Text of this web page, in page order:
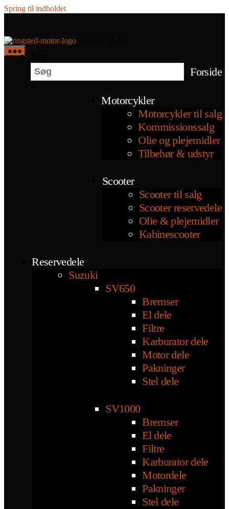
Spring til indholdet
Forside
Motorcykler
Motorcykler til salg
Kommissionssalg
Olie og plejemidler
Tilbehør & udstyr
Scooter
Scooter til salg
Scooter reservedele
Olie & plejemidler
Kabinescooter
Reservedele
Suzuki
SV650
Bremser
El dele
Filtre
Karburator dele
Motor dele
Pakninger
Stel dele
SV1000
Bremser
El dele
Filtre
Karburator dele
Motordele
Pakninger
Stel dele